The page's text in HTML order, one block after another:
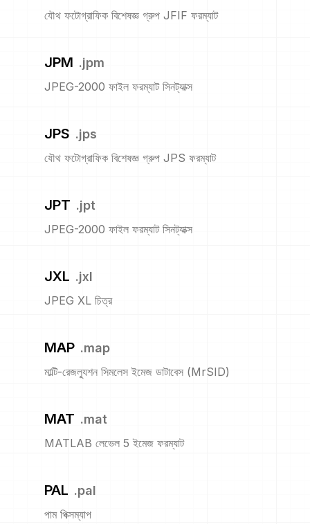
যৌথ ফটোগ্রাফিক বিশেষজ্ঞ গ্রুপ JFIF ফরম্যাট
JPM .jpm
JPEG-2000 ফাইল ফরম্যাট সিনট্যাক্স
JPS .jps
যৌথ ফটোগ্রাফিক বিশেষজ্ঞ গ্রুপ JPS ফরম্যাট
JPT .jpt
JPEG-2000 ফাইল ফরম্যাট সিনট্যাক্স
JXL .jxl
JPEG XL চিত্র
MAP .map
মাল্টি-রেজল্যুশন সিমলেস ইমেজ ডাটাবেস (MrSID)
MAT .mat
MATLAB লেভেল 5 ইমেজ ফরম্যাট
PAL .pal
পাম পিক্সম্যাপ